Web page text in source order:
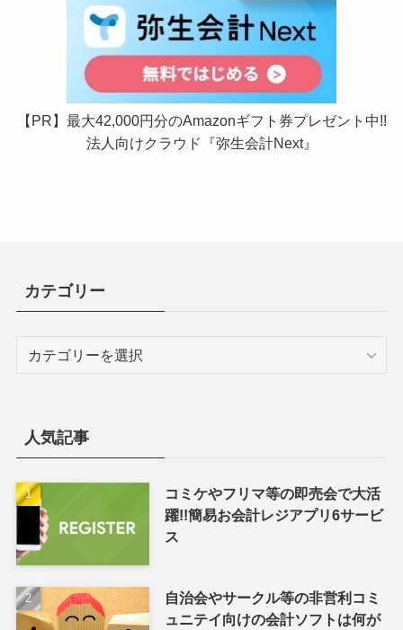
【PR】最大42,000円分のAmazonギフト券プレゼント中!!
法人向けクラウド『弥生会計Next』
カテゴリー
ー人気記事
コミケやフリマ等の即売会で大活
躍!!簡易お会計レジアプリ6サービ
ス
自治会やサークル等の非営利コミ
ュニテイ向けの会計ソフトは何が